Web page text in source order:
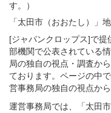
す。）
「太田市（おおたし）」
[ジャパンクロップス]で
部機関で公表されている
局の独自の視点・調査か
ております。ページの中
営事務局の独自の視点か
運営事務局では、「太田